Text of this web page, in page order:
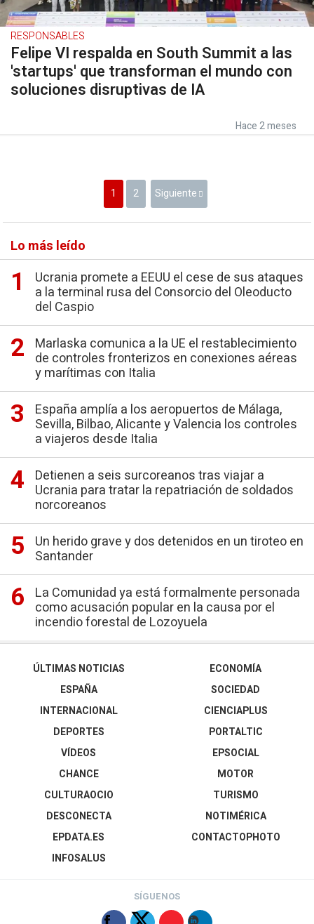
RESPONSABLES
Felipe VI respalda en South Summit a las
'startups' que transforman el mundo con
soluciones disruptivas de IA
Hace 2 meses
1 2 Siguiente
Lo más leído
Ucrania promete a EEUU el cese de sus ataques
a la terminal rusa del Consorcio del Oleoducto
del Caspio
Marlaska comunica a la UE el restablecimiento
de controles fronterizos en conexiones aéreas
y marítimas con Italia
España amplía a los aeropuertos de Málaga,
Sevilla, Bilbao, Alicante y Valencia los controles
a viajeros desde Italia
Detienen a seis surcoreanos tras viajar a
Ucrania para tratar la repatriación de soldados
norcoreanos
Un herido grave y dos detenidos en un tiroteo en
Santander
La Comunidad ya está formalmente personada
como acusación popular en la causa por el
incendio forestal de Lozoyuela
ÚLTIMAS NOTICIAS
ESPAÑA
INTERNACIONAL
DEPORTES
VÍDEOS
ECONOMÍA
SOCIEDAD
CIENCIAPLUS
PORTALTIC
EPSOCIAL
CHANCE
CULTURAOCIO
DESCONECTA
EPDATA.ES
INFOSALUS
MOTOR
TURISMO
NOTIMÉRICA
CONTACTOPHOTO
SÍGUENOS